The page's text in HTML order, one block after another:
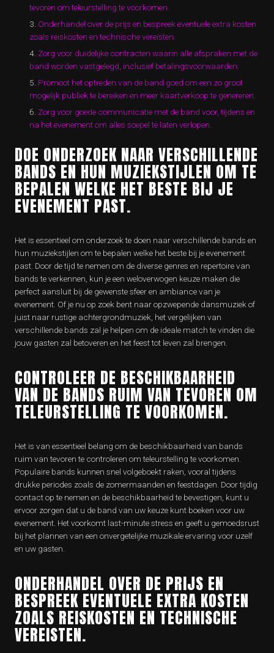
tevoren om teleurstelling te voorkomen.
Onderhandel over de prijs en bespreek eventuele extra kosten
zoals reiskosten en technische vereisten.
Zorg voor duidelijke contracten waarin alle afspraken met de
band worden vastgelegd, inclusief betalingsvoorwaarden.
Promoot het optreden van de band goed om een zo groot
mogelijk publiek te bereiken en meer kaartverkoop te genereren.
Zorg voor goede communicatie met de band voor, tijdens en
na het evenement om alles soepel te laten verlopen.
DOE ONDERZOEK NAAR VERSCHILLENDE
BANDS EN HUN MUZIEKSTIJLEN OM TE
BEPALEN WELKE HET BESTE BIJ JE
EVENEMENT PAST.
Het is essentieel om onderzoek te doen naar verschillende bands en
hun muziekstijlen om te bepalen welke het beste bij je evenement
past. Door de tijd te nemen om de diverse genres en repertoire van
bands te verkennen, kun je een weloverwogen keuze maken die
perfect aansluit bij de gewenste sfeer en ambiance van je
evenement. Of je nu op zoek bent naar opzwepende dansmuziek of
juist naar rustige achtergrondmuziek, het vergelijken van
verschillende bands zal je helpen om de ideale match te vinden die
jouw gasten zal betoveren en het feest tot leven zal brengen.
CONTROLEER DE BESCHIKBAARHEID
VAN DE BANDS RUIM VAN TEVOREN OM
TELEURSTELLING TE VOORKOMEN.
Het is van essentieel belang om de beschikbaarheid van bands
ruim van tevoren te controleren om teleurstelling te voorkomen.
Populaire bands kunnen snel volgeboekt raken, vooral tijdens
drukke periodes zoals de zomermaanden en feestdagen. Door tijdig
contact op te nemen en de beschikbaarheid te bevestigen, kunt u
ervoor zorgen dat u de band van uw keuze kunt boeken voor uw
evenement. Het voorkomt last-minute stress en geeft u gemoedsrust
bij het plannen van een onvergetelijke muzikale ervaring voor uzelf
en uw gasten.
ONDERHANDEL OVER DE PRIJS EN
BESPREEK EVENTUELE EXTRA KOSTEN
ZOALS REISKOSTEN EN TECHNISCHE
VEREISTEN.